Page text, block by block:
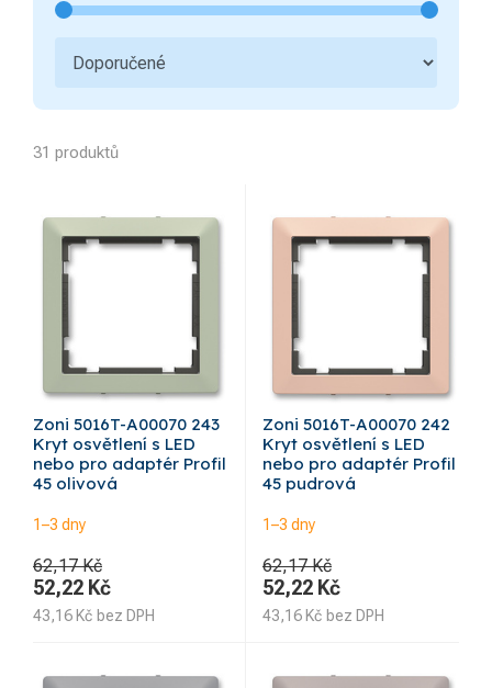
31 produktů
Zoni 5016T-A00070 243
Kryt osvětlení s LED
nebo pro adaptér Profil
45 olivová
1–3 dny
62,17 Kč
52,22 Kč
43,16 Kč bez DPH
Zoni 5016T-A00070 242
Kryt osvětlení s LED
nebo pro adaptér Profil
45 pudrová
1–3 dny
62,17 Kč
52,22 Kč
43,16 Kč bez DPH